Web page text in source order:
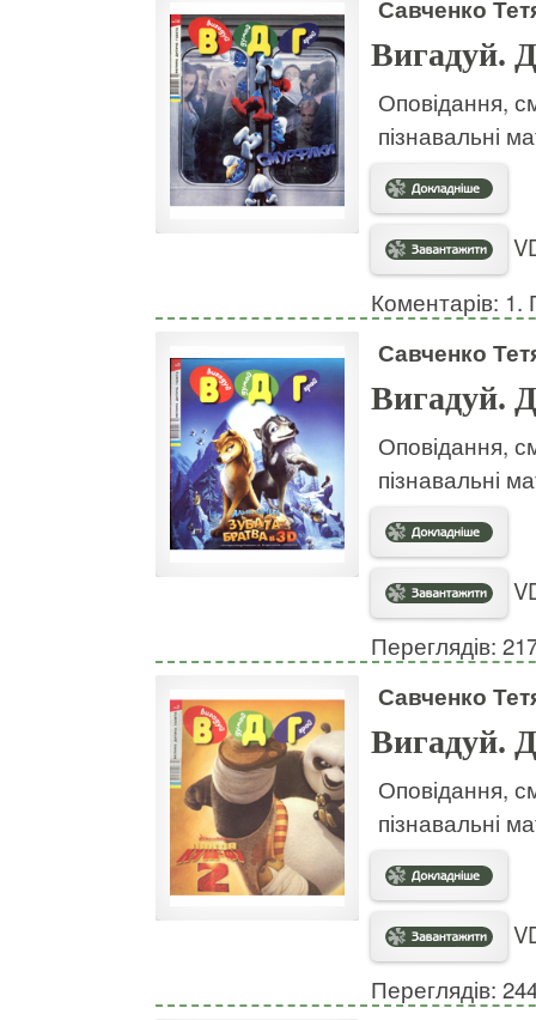
Савченко
Вигадуй.
Оповідання,
пізнавальні
Коментарів: 1.
Савченко
Вигадуй.
Оповідання,
пізнавальні
Переглядів:
Савченко
Вигадуй.
Оповідання,
пізнавальні
Переглядів: